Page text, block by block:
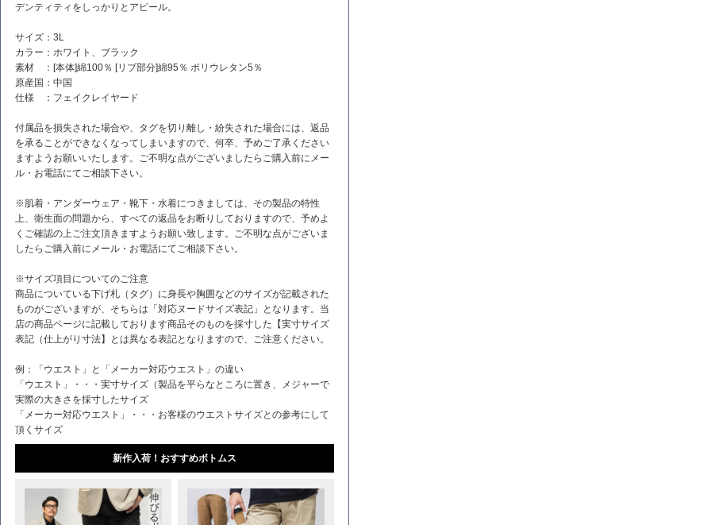
デンティティをしっかりとアピール。
サイズ：3L
カラー：ホワイト、ブラック
素材 ：[本体]綿100％ [リブ部分]綿95％ ポリウレタン5％
原産国：中国
仕様 ：フェイクレイヤード
付属品を損失された場合や、タグを切り離し・紛失された場合には、返品
を承ることができなくなってしまいますので、何卒、予めご了承ください
ますようお願いいたします。ご不明な点がございましたらご購入前にメー
ル・お電話にてご相談下さい。
※肌着・アンダーウェア・靴下・水着につきましては、その製品の特性
上、衛生面の問題から、すべての返品をお断りしておりますので、予めよ
くご確認の上ご注文頂きますようお願い致します。ご不明な点がございま
したらご購入前にメール・お電話にてご相談下さい。
※サイズ項目についてのご注意
商品についている下げ札（タグ）に身長や胸囲などのサイズが記載された
ものがございますが、そちらは「対応ヌードサイズ表記」となります。当
店の商品ページに記載しております商品そのものを採寸した【実寸サイズ
表記（仕上がり寸法】とは異なる表記となりますので、ご注意ください。
例：「ウエスト」と「メーカー対応ウエスト」の違い
「ウエスト」・・・実寸サイズ（製品を平らなところに置き、メジャーで
実際の大きさを採寸したサイズ
「メーカー対応ウエスト」・・・お客様のウエストサイズとの参考にして
頂くサイズ
新作入荷！おすすめボトムス